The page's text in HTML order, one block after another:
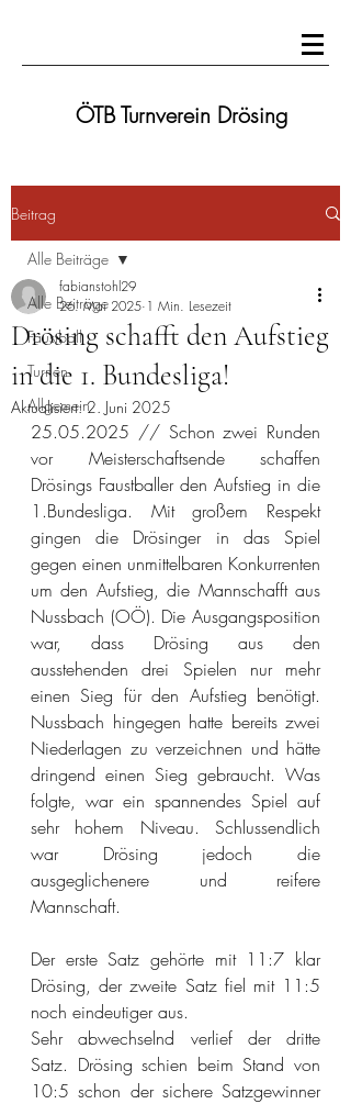
ÖTB Turnverein Drösing
Beitrag
Alle Beiträge
Faustball
Turnen
Allgemein
Alle Beiträge
Drösing schafft den Aufstieg
in die 1. Bundesliga!
fabianstohl29
26. Mai 2025 1 Min. Lesezeit
Aktualisiert:2. Juni 2025
25.05.2025 // Schon zwei Runden
vor Meisterschaftsende schaffen
1.Bundesliga. Mit großem Respekt
gingen die Drösinger in das Spiel
gegen einen unmittelbaren Konkurrenten
um den Aufstieg, die Mannschafft aus
Nussbach (OÖ). Die Ausgangsposition
war, dass Drösing aus den
ausstehenden drei Spielen nur mehr
einen Sieg für den Aufstieg benötigt.
Nussbach hingegen hatte bereits zwei
Niederlagen zu verzeichnen und hätte
dringend einen Sieg gebraucht. Was
folgte, war ein spannendes Spiel auf
sehr hohem Niveau. Schlussendlich
war Drösing jedoch die
ausgeglichenere und reifere
Mannschaft.
Der erste Satz gehörte mit 11:7 klar
Drösing, der zweite Satz fiel mit 11:5
noch eindeutiger aus.
Sehr abwechselnd verlief der dritte
Satz. Drösing schien beim Stand von
10:5 schon der sichere Satzgewinner